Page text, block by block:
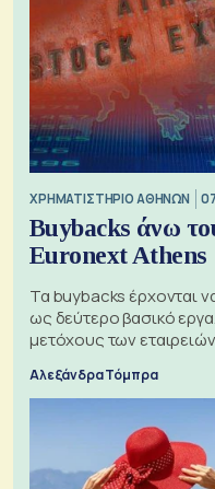
XΡΗΜΑΤΙΣΤΗΡΙΟ ΑΘΗΝΩΝ
Buybacks άνω
Euronext Athens
Τα buybacks έρχονται
ως δεύτερο βασικό
μετόχους των
Αλεξάνδρα Τόμπρα